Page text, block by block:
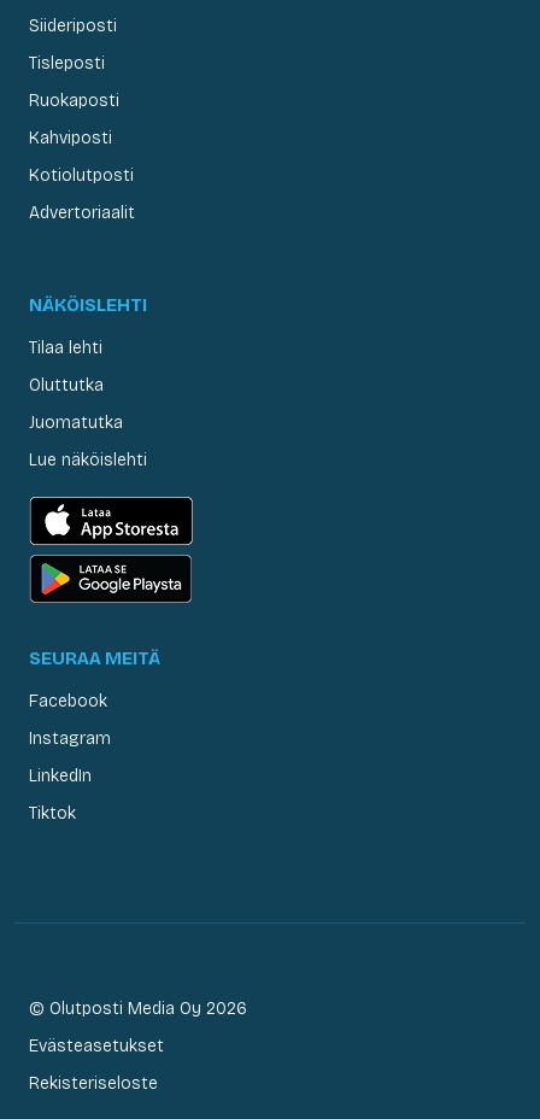
Siideriposti
Tisleposti
Ruokaposti
Kahviposti
Kotiolutposti
Advertoriaalit
NÄKÖISLEHTI
Tilaa lehti
Oluttutka
Juomatutka
Lue näköislehti
SEURAA MEITÄ
Facebook
Instagram
LinkedIn
Tiktok
© Olutposti Media Oy 2026
Evästeasetukset
Rekisteriseloste